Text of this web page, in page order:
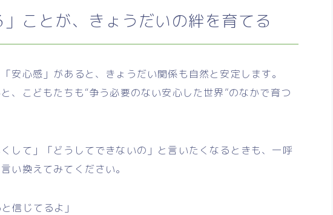
」ことが、きょうだいの絆を育てる
安心感」があると、きょうだい関係も自然と安定します。
、こどもたちも“争う必要のない安心した世界”のなかで育つ
して」「どうしてできないの」と言いたくなるときも、一呼
い換えてみてください。
信じてるよ」